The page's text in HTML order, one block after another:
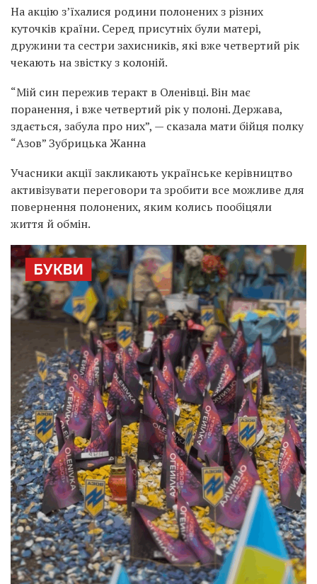
На акцію з’їхалися родини полонених з різних
куточків країни. Серед присутніх були матері,
дружини та сестри захисників, які вже четвертий рік
чекають на звістку з колоній.
“Мій син пережив теракт в Оленівці. Він має
поранення, і вже четвертий рік у полоні. Держава,
здається, забула про них”, — сказала мати бійця полку
“Азов” Зубрицька Жанна
Учасники акції закликають українське керівництво
активізувати переговори та зробити все можливе для
повернення полонених, яким колись пообіцяли
життя й обмін.